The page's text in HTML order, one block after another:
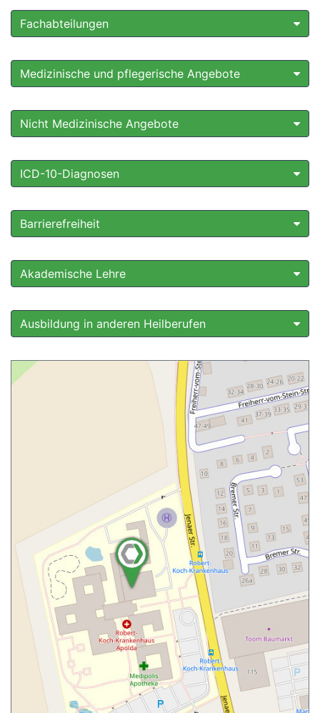
Fachabteilungen
Medizinische und pflegerische Angebote
Nicht Medizinische Angebote
ICD-10-Diagnosen
Barrierefreiheit
Akademische Lehre
Ausbildung in anderen Heilberufen